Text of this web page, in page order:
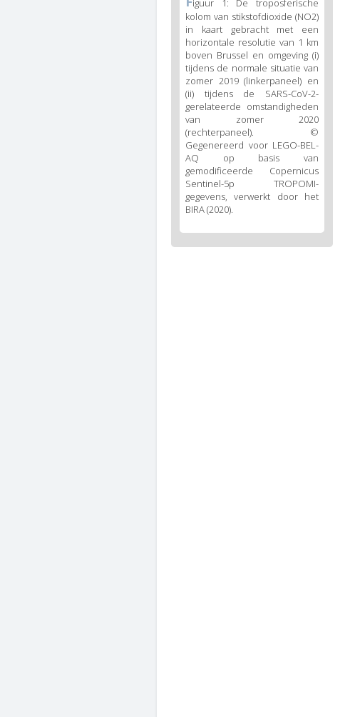
2
caption
(legend)
iguur 1: De troposferische
kolom van stikstofdioxide (NO2)
in kaart gebracht met een
horizontale resolutie van 1 km
boven Brussel en omgeving (i)
tijdens de normale situatie van
zomer 2019 (linkerpaneel) en
(ii) tijdens de SARS-CoV-2-
gerelateerde omstandigheden
van zomer 2020
(rechterpaneel). ©
Gegenereerd voor LEGO-BEL-
AQ op basis van
gemodificeerde Copernicus
Sentinel-5p TROPOMI-
gegevens, verwerkt door het
BIRA (2020).